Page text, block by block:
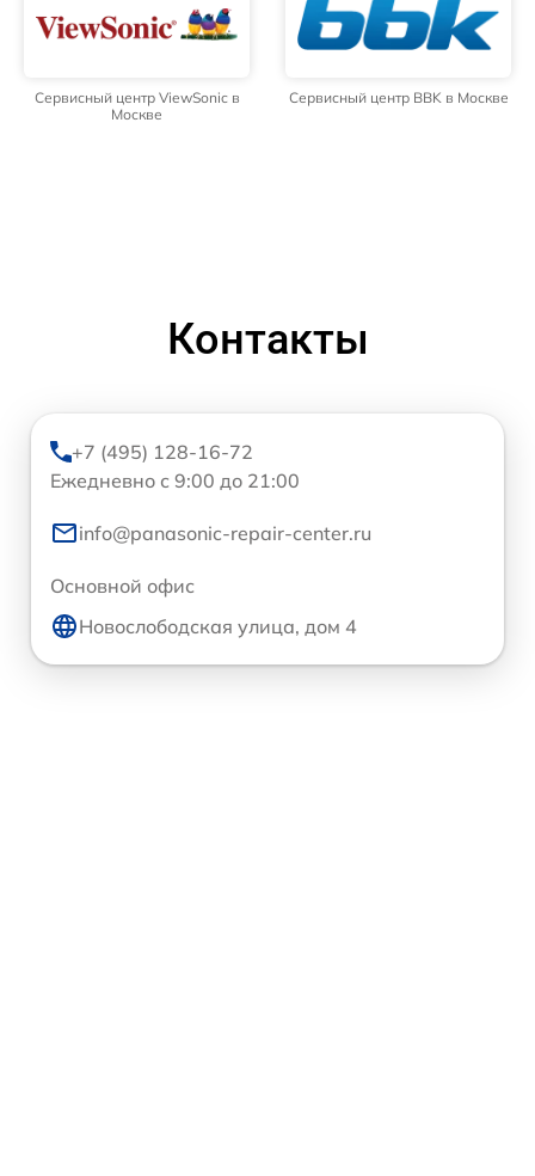
Сервисный центр ViewSonic в
Москве
Сервисный центр BBK в Москве
Контакты
+7 (495) 128-16-72
Ежедневно с 9:00 до 21:00
info@panasonic-repair-center.ru
Основной офис
Новослободская улица, дом 4